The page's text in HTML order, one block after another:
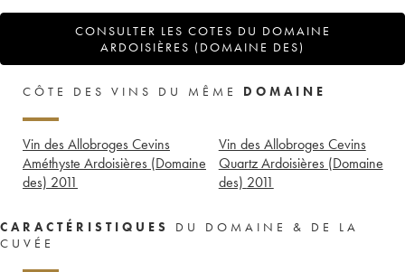
CONSULTER LES COTES DU DOMAINE
ARDOISIÈRES (DOMAINE DES)
CÔTE DES VINS DU MÊME DOMAINE
Vin des Allobroges Cevins
Améthyste Ardoisières (Domaine
des) 2011
Vin des Allobroges Cevins
Quartz Ardoisières (Domaine
des) 2011
CARACTÉRISTIQUES
DU DOMAINE & DE LA
CUVÉE